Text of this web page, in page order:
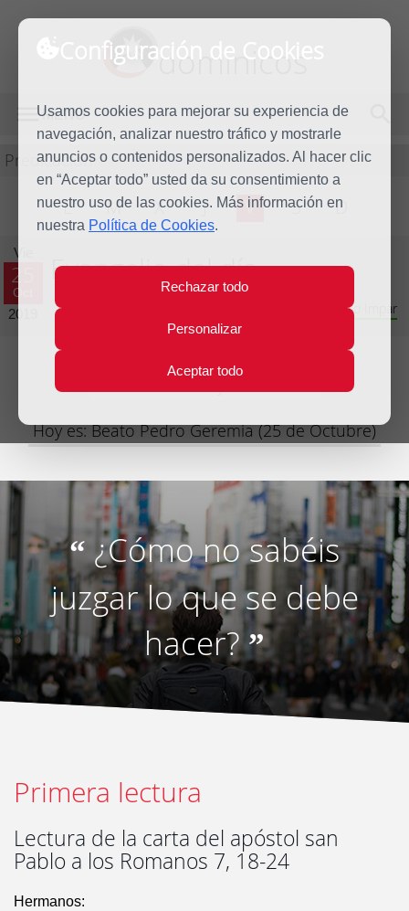
Configuración de Cookies
Usamos cookies para mejorar su experiencia de
navegación, analizar nuestro tráfico y mostrarle
anuncios o contenidos personalizados. Al hacer clic
en “Aceptar todo” usted da su consentimiento a
nuestro uso de las cookies. Más información en
nuestra Política de Cookies.
Rechazar todo
Personalizar
Aceptar todo
dominicos
MENÚ
Predicación
L M X J V S D
Vie
25
Oct
2019
Evangelio del día
Vigésimo novena semana del Tiempo Ordinario - Año Impar
Lecturas del día y comentario
Hoy es: Beato Pedro Geremia (25 de Octubre)
“ ¿Cómo no sabéis
juzgar lo que se debe
hacer?”
Primera lectura
Lectura de la carta del apóstol san
Pablo a los Romanos 7, 18-24
Hermanos: